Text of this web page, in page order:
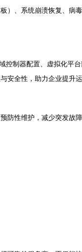
）、系统崩溃恢复、病
制器配置、虚拟化平
安全性，助力企业提升运
防性维护，减少突发故